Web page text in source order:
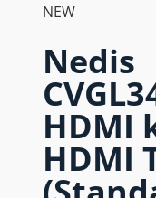
NEW
Nedis
HDMI
HDMI